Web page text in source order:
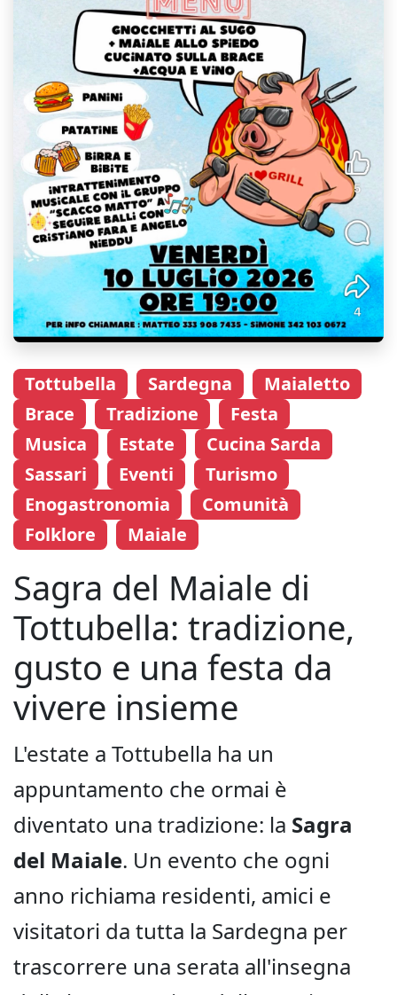
Tottubella Sardegna
Maialetto
Brace
Tradizione
Festa
Musica
Estate
Cucina Sarda
Sassari
Eventi
Turismo
Enogastronomia
Comunità
Folklore
Maiale
Sagra del Maiale di
Tottubella: tradizione,
gusto e una festa da
vivere insieme
L'estate a Tottubella ha un
appuntamento che ormai è
diventato una tradizione: la Sagra
del Maiale. Un evento che ogni
anno richiama residenti, amici e
visitatori da tutta la Sardegna per
trascorrere una serata all'insegna